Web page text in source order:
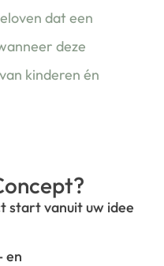
dat een
deze
kinderen én
start vanuit uw idee
en